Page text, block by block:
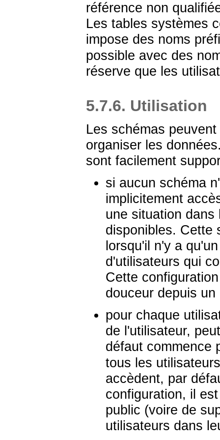
référence non
Les tables systèmes
impose des noms
possible avec des
réserve que les
5.7.6. Utilisation
Les schémas
organiser les
sont facilement
si aucun schéma
implicitement
une situation
disponibles. Cette
lorsqu'il n'y a
d'utilisateurs qui
Cette
douceur depuis
pour chaque
de l'utilisateur,
défaut commence
tous les
accèdent, par
configuration, il
public (voire de
utilisateurs dans